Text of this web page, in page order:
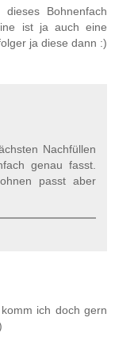
Bohnenfach
ist ja auch eine
ja diese dann :)
Nachfüllen
genau fasst.
passt aber
ich doch gern